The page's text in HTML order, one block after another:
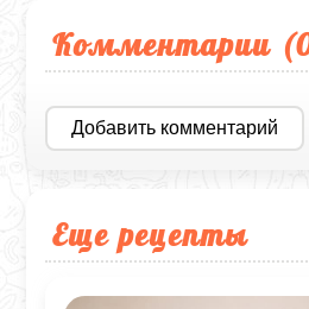
Комментарии (
Добавить комментарий
Еще рецепты